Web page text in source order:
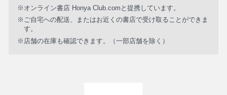
※オンライン書店 Honya Club.comと提携しています。
※ご自宅への配送、またはお近くの書店で受け取ることができま
す。
※店舗の在庫も確認できます。（一部店舗を除く）